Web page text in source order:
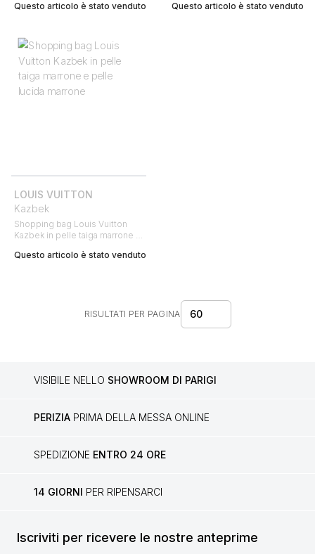
Questo articolo è stato venduto
Questo articolo è stato venduto
LOUIS VUITTON
Kazbek
Shopping bag Louis Vuitton
Kazbek in pelle taiga marrone e
Questo articolo è stato venduto
RISULTATI PER PAGINA 60
VISIBILE NELLO SHOWROOM DI PARIGI
PERIZIA PRIMA DELLA MESSA ONLINE
SPEDIZIONE ENTRO 24 ORE
14 GIORNI PER RIPENSARCI
Iscriviti per ricevere le nostre anteprime